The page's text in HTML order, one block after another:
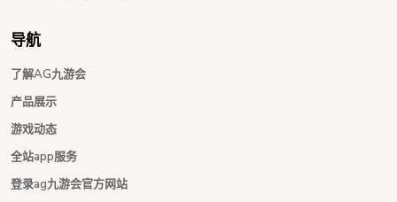
导航
了解AG九游会
产品展示
游戏动态
全站app服务
登录ag九游会官方网站